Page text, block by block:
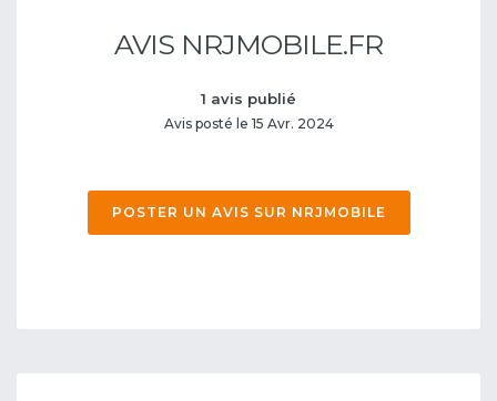
AVIS NRJMOBILE.FR
1 avis publié
Avis posté le 15 Avr. 2024
POSTER UN AVIS SUR NRJMOBILE